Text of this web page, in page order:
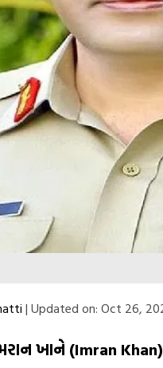
| Updated on: Oct 26,
ઈમરાન ખાને (Imran